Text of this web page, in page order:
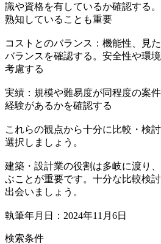
識や資格を有しているか確認する
熟知していることも重要
コストとのバランス：機能性、見
バランスを確認する。安全性や環
考慮する
実績：規模や難易度が同程度の案
経験があるかを確認する
これらの観点から十分に比較・検
選択しましょう。
建築・設計業の役割は多岐に渡り
ぶことが重要です。十分な比較検
出会いましょう。
執筆年月日：2024年11月6日
検索条件